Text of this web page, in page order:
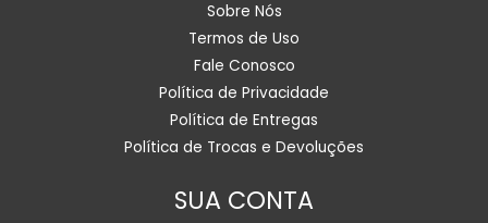
Sobre Nós
Termos de Uso
Fale Conosco
Política de Privacidade
Política de Entregas
Política de Trocas e Devoluções
SUA CONTA